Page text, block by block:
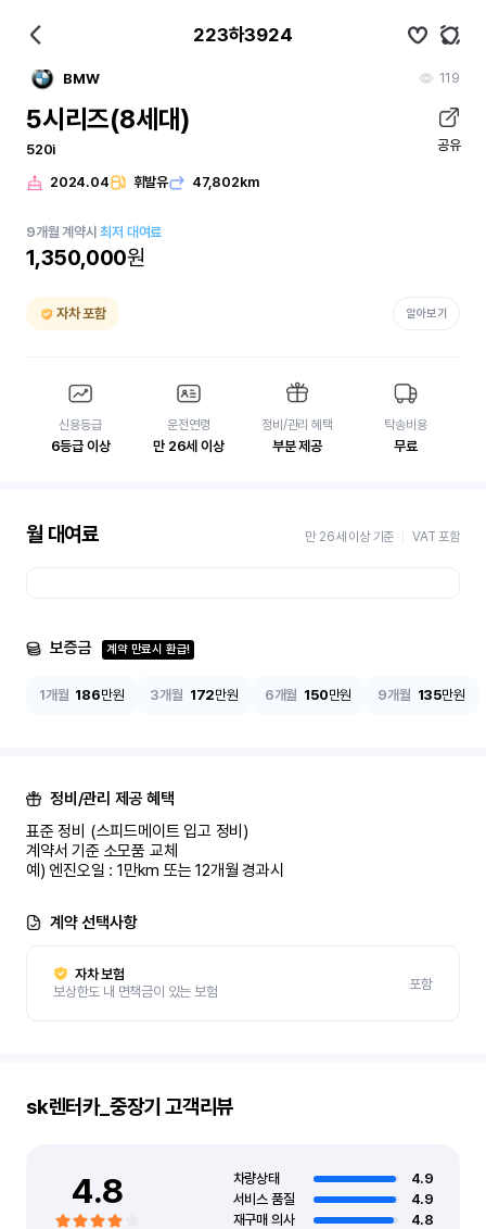
223하3924
BMW 119
5시리즈(8세대)
520i 공유
2024.04 휘발유 47,802km
9개월 계약시최저 대여료
1,350,000원
자차 포함 알아보기
신용등급
6등급 이상
운전연령
만 26세 이상
정비/관리 혜택
부분 제공
탁송비용
무료
월 대여료 만 26세 이상 기준 VAT 포함
보증금 계약 만료시 환급!
1개월 186만원 3개월 172만원 6개월 150만원 9개월 135만원
정비/관리 제공 혜택
표준 정비 (스피드메이트 입고 정비)
계약서 기준 소모품 교체
예) 엔진오일 : 1만km 또는 12개월 경과시
계약 선택사항
자차 보험
보상한도 내 면책금이 있는 보험
포함
sk렌터카_중장기 고객리뷰
4.8 차량상태
4.9
서비스 품질
4.9
재구매 의사
4.8